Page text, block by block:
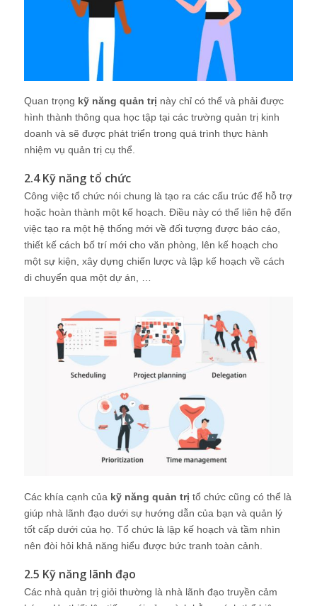
Quan trọng kỹ năng quản trị này chỉ có thể và phải được
hình thành thông qua học tập tại các trường quản trị kinh
doanh và sẽ được phát triển trong quá trình thực hành
nhiệm vụ quản trị cụ thể.
2.4 Kỹ năng tổ chức
Công việc tổ chức nói chung là tạo ra các cấu trúc để hỗ trợ
hoặc hoàn thành một kế hoạch. Điều này có thể liên hệ đến
việc tạo ra một hệ thống mới về đối tượng được báo cáo,
thiết kế cách bố trí mới cho văn phòng, lên kế hoạch cho
một sự kiện, xây dựng chiến lược và lập kế hoạch về cách
di chuyển qua một dự án, …
Các khía cạnh của kỹ năng quản trị tổ chức cũng có thể là
giúp nhà lãnh đạo dưới sự hướng dẫn của bạn và quản lý
tốt cấp dưới của họ. Tổ chức là lập kế hoạch và tầm nhìn
nên đòi hỏi khả năng hiểu được bức tranh toàn cảnh.
2.5 Kỹ năng lãnh đạo
Các nhà quản trị giỏi thường là nhà lãnh đạo truyền cảm